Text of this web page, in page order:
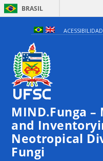
BRASIL
MIND.Funga
and
Neotropical
Fungi